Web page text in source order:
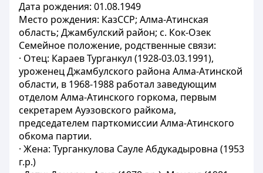
Дата рождения: 01.08.1949
Место рождения: КазССР; Алма-Атинская
область; Джамбулский район; с. Кок-Озек
Семейное положение, родственные связи:
· Отец: Караев Турганкул (1928-03.03.1991),
уроженец Джамбулского района Алма-Атинской
области, в 1968-1988 работал заведующим
отделом Алма-Атинского горкома, первым
секретарем Ауэзовского райкома,
председателем парткомиссии Алма-Атинского
обкома партии.
· Жена: Турганкулова Сауле Абдукадыровна (1953
г.р.)